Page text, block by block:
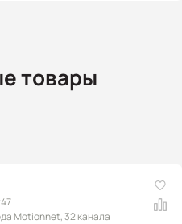
товары
Motionnet, 32 канала